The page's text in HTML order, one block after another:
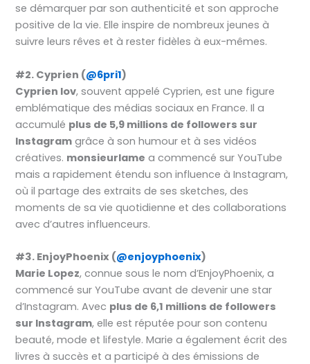
se démarquer par son authenticité et son approche
positive de la vie. Elle inspire de nombreux jeunes à
suivre leurs rêves et à rester fidèles à eux-mêmes.
#2. Cyprien (@6pri1)
Cyprien Iov, souvent appelé Cyprien, est une figure
emblématique des médias sociaux en France. Il a
accumulé plus de 5,9 millions de followers sur
Instagram grâce à son humour et à ses vidéos
créatives. monsieurlame a commencé sur YouTube
mais a rapidement étendu son influence à Instagram,
où il partage des extraits de ses sketches, des
moments de sa vie quotidienne et des collaborations
avec d’autres influenceurs.
#3. EnjoyPhoenix (@enjoyphoenix)
Marie Lopez, connue sous le nom d’EnjoyPhoenix, a
commencé sur YouTube avant de devenir une star
d’Instagram. Avec plus de 6,1 millions de followers
sur Instagram, elle est réputée pour son contenu
beauté, mode et lifestyle. Marie a également écrit des
livres à succès et a participé à des émissions de